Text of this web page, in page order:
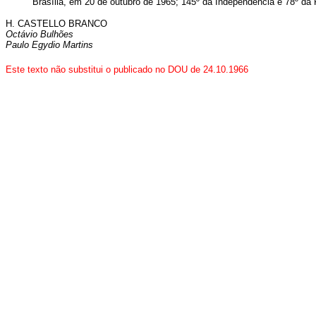
H. CASTELLO BRANCO
Octávio Bulhões
Paulo Egydio Martins
Este texto não substitui o publicado no DOU de 24.10.1966